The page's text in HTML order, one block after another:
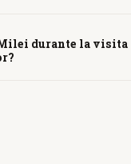
durante la visita